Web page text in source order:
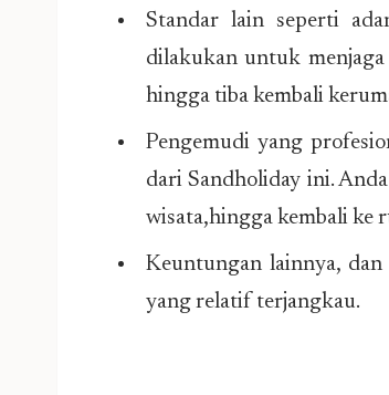
Standar lain seperti
dilakukan untuk menjaga
hingga tiba kembali
Pengemudi yang
dari Sandholiday ini.
wisata,hingga kembali ke
Keuntungan lainnya,
yang relatif terjangkau.